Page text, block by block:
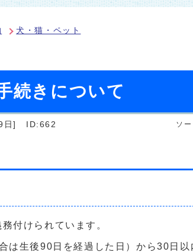
犬・猫・ペット
続きについて
日] ID:662 ソ
付けられています。
は生後90日を経過した日）から30日以